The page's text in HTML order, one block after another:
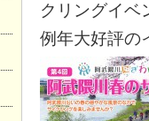
クリングイベ
例年大好評の